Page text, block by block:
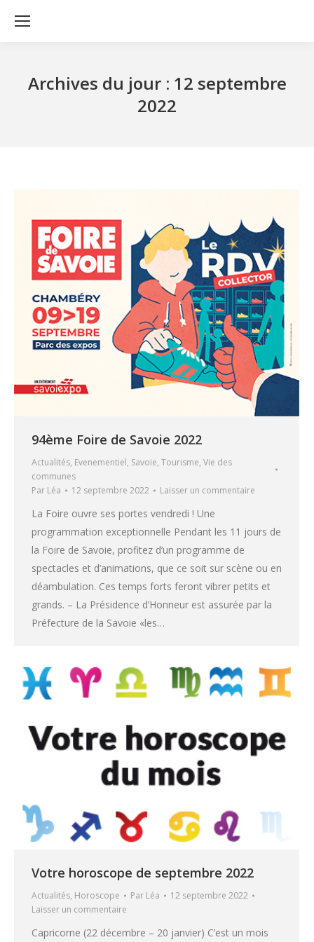
Archives du jour : 12 septembre
2022
94ème Foire de Savoie 2022
Actualités, Evenementiel, Savoie, Tourisme, Vie des
communes
Par Léa 12 septembre 2022 Laisser un commentaire
La Foire ouvre ses portes vendredi ! Une
programmation exceptionnelle Pendant les 11 jours de
la Foire de Savoie, profitez d’un programme de
spectacles et d’animations, que ce soit sur scène ou en
déambulation. Ces temps forts feront vibrer petits et
grands. – La Présidence d’Honneur est assurée par la
Préfecture de la Savoie «les…
Votre horoscope de septembre 2022
Actualités, Horoscope Par Léa
12 septembre 2022
Laisser un commentaire
Capricorne (22 décembre – 20 janvier) C’est un mois